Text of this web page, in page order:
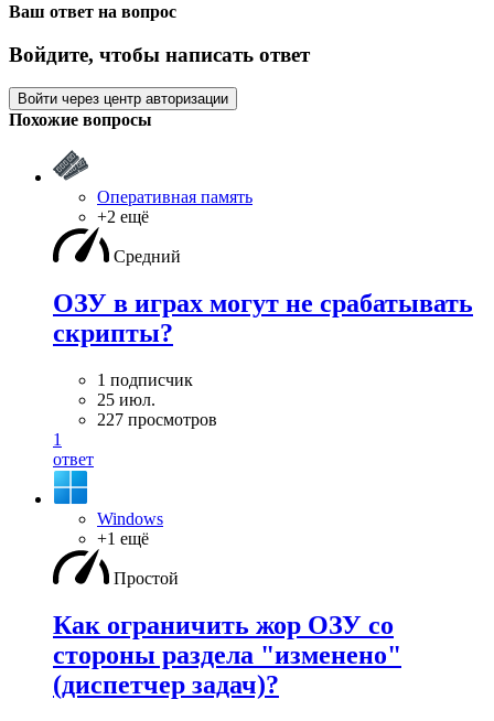
Ваш ответ на вопрос
Войдите, чтобы написать ответ
Войти через центр авторизации
Похожие вопросы
Оперативная память
+2 ещё
Средний
ОЗУ в играх могут не срабатывать
скрипты?
1 подписчик
25 июл.
227 просмотров
1
ответ
Windows
+1 ещё
Простой
Как ограничить жор ОЗУ со
стороны раздела "изменено"
(диспетчер задач)?